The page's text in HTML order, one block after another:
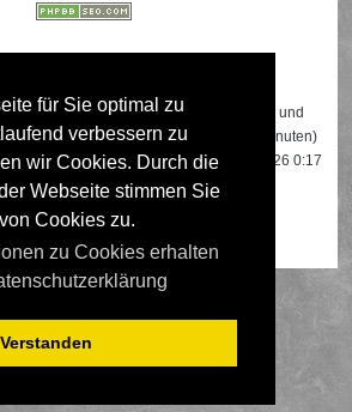
für Sie optimal zu
verbessern zu
wir Cookies. Durch die
Webseite stimmen Sie
Cookies zu.
zu Cookies erhalten
Verstanden
online: 2 registrierte, 0 unsichtbare und
den aktiven Besuchern der letzten 5 Minuten)
bei22108Besuchern, die am 13.04.2026 0:17